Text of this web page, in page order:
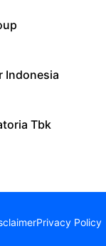
Indonesia
Tbk
Privacy Policy